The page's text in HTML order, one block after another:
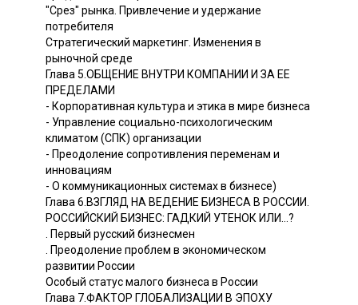
"Срез" рынка. Привлечение и удержание
потребителя
Стратегический маркетинг. Изменения в
рыночной среде
Глава 5.ОБЩЕНИЕ ВНУТРИ КОМПАНИИ И ЗА ЕЕ
ПРЕДЕЛАМИ
- Корпоративная культура и этика в мире бизнеса
- Управление социально-психологическим
климатом (СПК) организации
- Преодоление сопротивления переменам и
инновациям
- О коммуникационных системах в бизнесе)
Глава 6.ВЗГЛЯД НА ВЕДЕНИЕ БИЗНЕСА В РОССИИ.
РОССИЙСКИЙ БИЗНЕС: ГАДКИЙ УТЕНОК ИЛИ...?
. Первый русский бизнесмен
. Преодоление проблем в экономическом
развитии России
Особый статус малого бизнеса в России
Глава 7.ФАКТОР ГЛОБАЛИЗАЦИИ В ЭПОХУ